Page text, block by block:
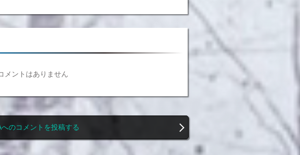
メントはありません
へのコメントを投稿する